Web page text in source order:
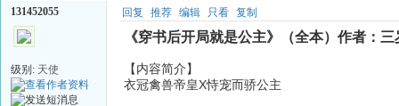
131452055
级别: 天使
回复 推荐 编辑 只看 复制
《穿书后开局就是公主》（全本）作者：
【内容简介】
衣冠禽兽帝皇X恃宠而骄公主